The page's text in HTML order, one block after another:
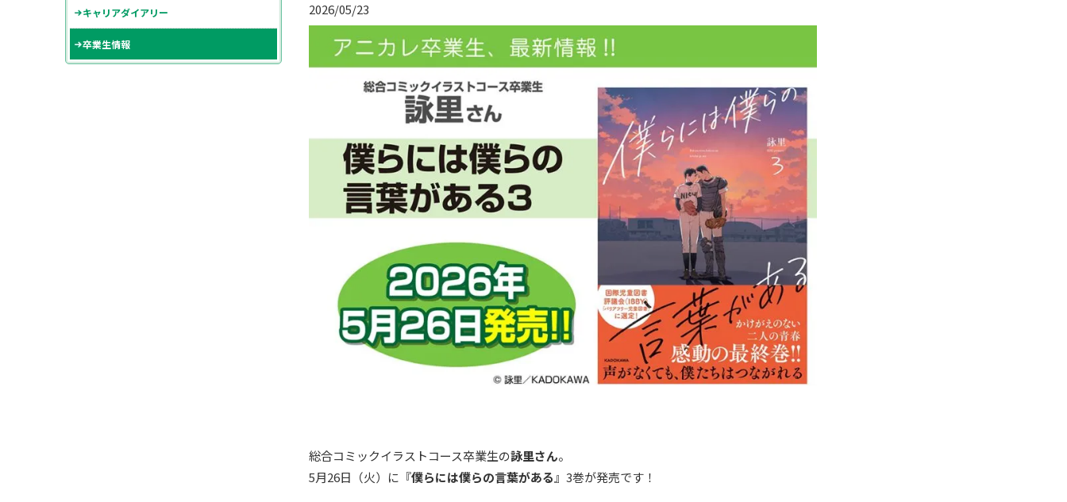
2026/05/23
総合コミックイラストコース卒業生の詠里さん。
5月26日（火）に『僕らには僕らの言葉がある 』3巻が発売です！
キャリアダイアリー
卒業生情報